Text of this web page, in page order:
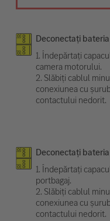
Deconectați bateria
1. Îndepărtați
camera motorului.
2. Slăbiți cablul
conexiunea cu
contactului nedorit.
Deconectați bateria
1. Îndepărtați
portbagaj.
2. Slăbiți cablul
conexiunea cu
contactului nedorit.